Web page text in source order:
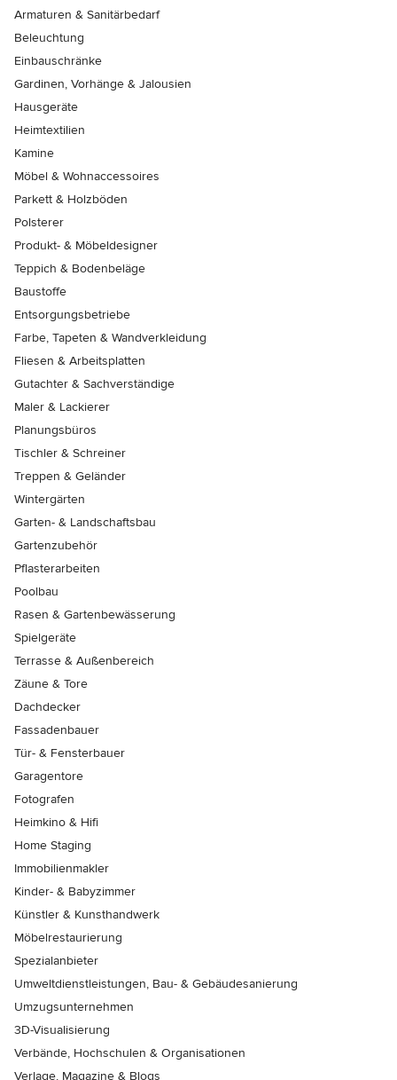
Armaturen & Sanitärbedarf
Beleuchtung
Einbauschränke
Gardinen, Vorhänge & Jalousien
Hausgeräte
Heimtextilien
Kamine
Möbel & Wohnaccessoires
Parkett & Holzböden
Polsterer
Produkt- & Möbeldesigner
Teppich & Bodenbeläge
Baustoffe
Entsorgungsbetriebe
Farbe, Tapeten & Wandverkleidung
Fliesen & Arbeitsplatten
Gutachter & Sachverständige
Maler & Lackierer
Planungsbüros
Tischler & Schreiner
Treppen & Geländer
Wintergärten
Garten- & Landschaftsbau
Gartenzubehör
Pflasterarbeiten
Poolbau
Rasen & Gartenbewässerung
Spielgeräte
Terrasse & Außenbereich
Zäune & Tore
Dachdecker
Fassadenbauer
Tür- & Fensterbauer
Garagentore
Fotografen
Heimkino & Hifi
Home Staging
Immobilienmakler
Kinder- & Babyzimmer
Künstler & Kunsthandwerk
Möbelrestaurierung
Spezialanbieter
Umweltdienstleistungen, Bau- & Gebäudesanierung
Umzugsunternehmen
3D-Visualisierung
Verbände, Hochschulen & Organisationen
Verlage, Magazine & Blogs